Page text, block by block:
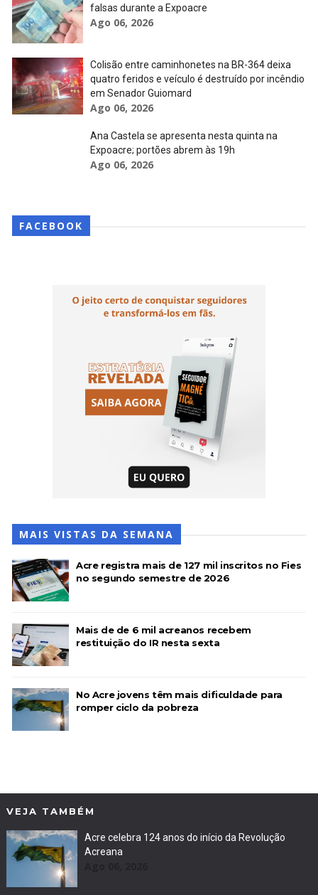
falsas durante a Expoacre
Ago 06, 2026
Colisão entre caminhonetes na BR-364 deixa
quatro feridos e veículo é destruído por incêndio
em Senador Guiomard
Ago 06, 2026
Ana Castela se apresenta nesta quinta na
Expoacre; portões abrem às 19h
Ago 06, 2026
FACEBOOK
MAIS VISTAS DA SEMANA
Acre registra mais de 127 mil inscritos no Fies
no segundo semestre de 2026
Mais de de 6 mil acreanos recebem
restituição do IR nesta sexta
No Acre jovens têm mais dificuldade para
romper ciclo da pobreza
VEJA TAMBÉM
Acre celebra 124 anos do início da Revolução
Acreana